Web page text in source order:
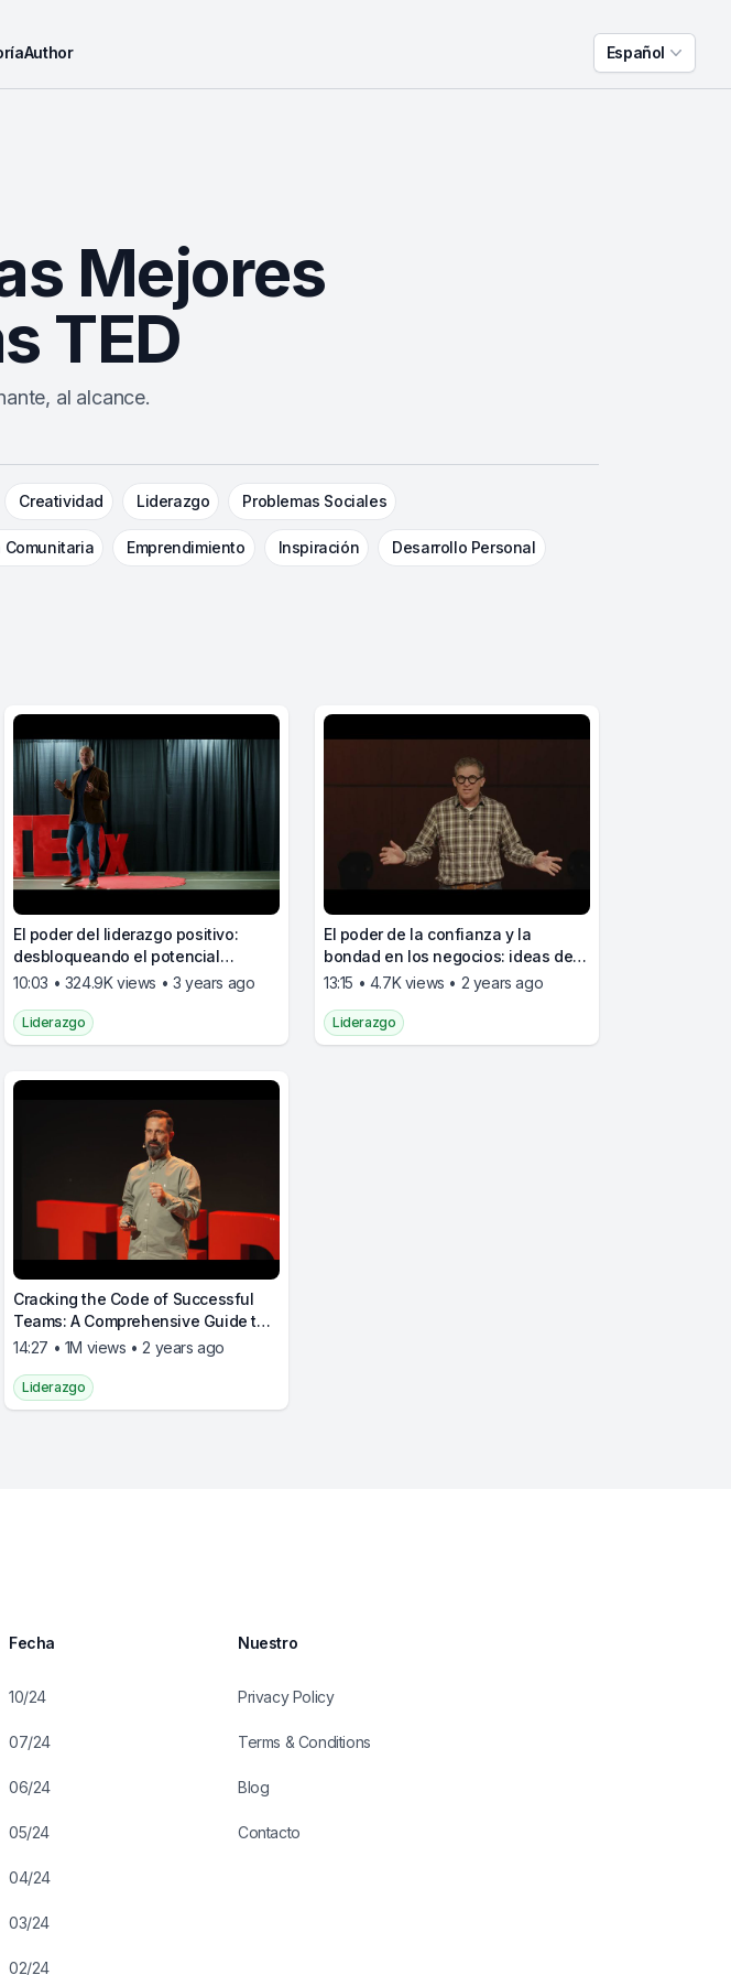
Author Español
Mejores
TED
al alcance.
Creatividad Liderazgo Problemas Sociales
Comunitaria Emprendimiento Inspiración Desarrollo Personal
El poder del liderazgo positivo:
desbloqueando el potencial
transformador de las pequeñas
10:03 • 324.9K views • 3 years ago
Liderazgo
El poder de la confianza y la
bondad en los negocios: ideas de
James Timpson
13:15 • 4.7K views • 2 years ago
Liderazgo
Cracking the Code of Successful
Teams: A Comprehensive Guide to
Together Ship
14:27 • 1M views • 2 years ago
Liderazgo
Fecha
10/24
07/24
06/24
05/24
04/24
03/24
02/24
Nuestro
Privacy Policy
Terms & Conditions
Blog
Contacto